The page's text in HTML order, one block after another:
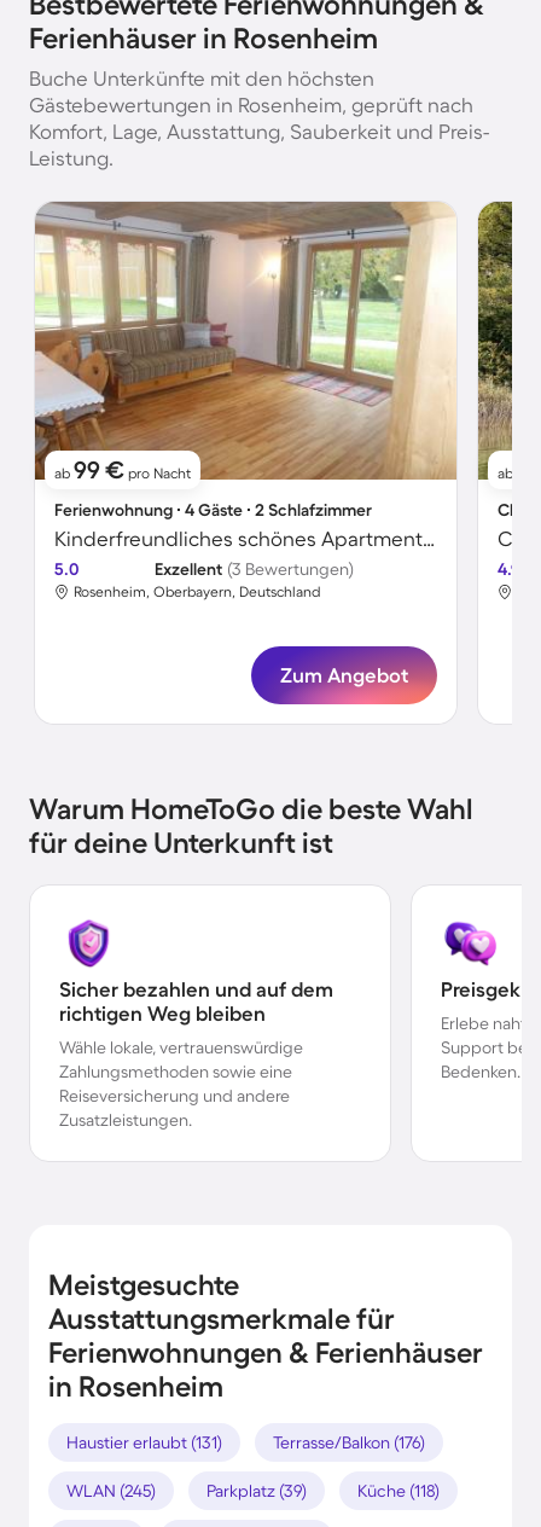
Ferienhäuser in Rosenheim
Buche Unterkünfte mit den höchsten
Gästebewertungen in Rosenheim, geprüft nach
Komfort, Lage, Ausstattung, Sauberkeit und Preis-
Leistung.
ab 99 € pro Nacht
Ferienwohnung ∙ 4 Gäste ∙ 2 Schlafzimmer
Kinderfreundliches schönes Apartment mit Garten und Terrasse
5.0 Exzellent (3 Bewertungen)
Rosenheim, Oberbayern, Deutschland
Zum Angebot
ab
4.9
Warum HomeToGo die beste Wahl
für deine Unterkunft ist
Sicher bezahlen und auf dem
richtigen Weg bleiben
Wähle lokale, vertrauenswürdige
Zahlungsmethoden sowie eine
Reiseversicherung und andere
Zusatzleistungen.
Erlebe
Support bei
Bedenken.
Meistgesuchte
Ausstattungsmerkmale für
Ferienwohnungen & Ferienhäuser
in Rosenheim
Haustier erlaubt (131) Terrasse/Balkon (176)
WLAN (245) Parkplatz (39) Küche (118)